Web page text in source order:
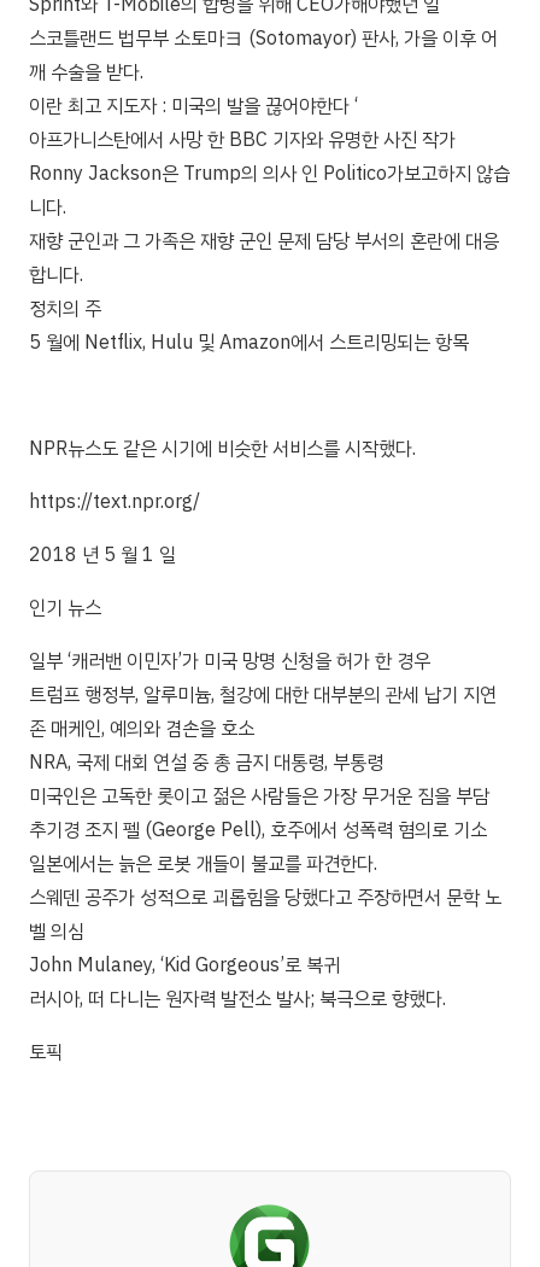
스코틀랜드 법무부 소토마ヨ (Sotomayor) 판사, 가을 이후 어
깨 수술을 받다.
이란 최고 지도자 : 미국의 발을 끊어야한다 ‘
아프가니스탄에서 사망 한 BBC 기자와 유명한 사진 작가
Ronny Jackson은 Trump의 의사 인 Politico가보고하지 않습
니다.
재향 군인과 그 가족은 재향 군인 문제 담당 부서의 혼란에 대응
합니다.
정치의 주
5 월에 Netflix, Hulu 및 Amazon에서 스트리밍되는 항목
NPR뉴스도 같은 시기에 비슷한 서비스를 시작했다.
https://text.npr.org/
2018 년 5 월 1 일
인기 뉴스
일부 ‘캐러밴 이민자’가 미국 망명 신청을 허가 한 경우
트럼프 행정부, 알루미늄, 철강에 대한 대부분의 관세 납기 지연
존 매케인, 예의와 겸손을 호소
NRA, 국제 대회 연설 중 총 금지 대통령, 부통령
미국인은 고독한 롯이고 젊은 사람들은 가장 무거운 짐을 부담
추기경 조지 펠 (George Pell), 호주에서 성폭력 혐의로 기소
일본에서는 늙은 로봇 개들이 불교를 파견한다.
스웨덴 공주가 성적으로 괴롭힘을 당했다고 주장하면서 문학 노
벨 의심
John Mulaney, ‘Kid Gorgeous’로 복귀
러시아, 떠 다니는 원자력 발전소 발사; 북극으로 향했다.
토픽